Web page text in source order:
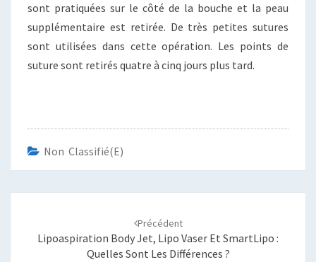
sont pratiquées sur le côté de la bouche et la peau
supplémentaire est retirée. De très petites sutures
sont utilisées dans cette opération. Les points de
suture sont retirés quatre à cinq jours plus tard.
Non Classifié(e)
Précédent
Lipoaspiration Body Jet, Lipo Vaser Et SmartLipo :
Quelles Sont Les Différences ?